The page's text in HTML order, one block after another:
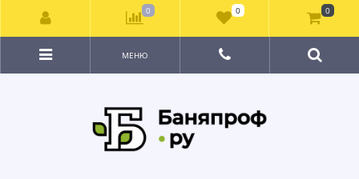
МЕНЮ
0 0 0